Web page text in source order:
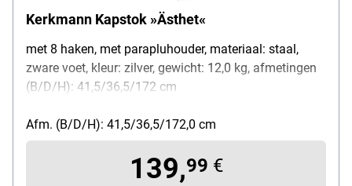
Kerkmann Kapstok »Ästhet«
met 8 haken, met parapluhouder, materiaal: staal,
zware voet, kleur: zilver, gewicht: 12,0 kg, afmetingen
(B/D/H): 41,5/36,5/172 cm
Afm. (B/D/H): 41,5/36,5/172,0 cm
139,99 €